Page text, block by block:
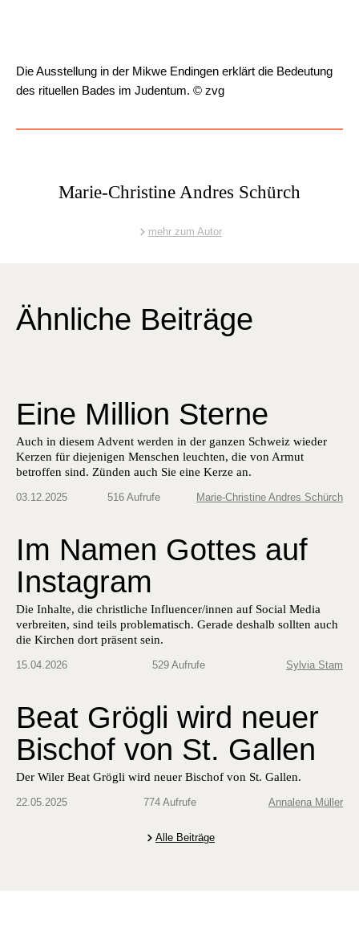
Die Ausstel­lung in der Mik­we Endin­gen erk­lärt die Bedeu­tung
des rit­uellen Bades im Juden­tum. © zvg
Marie-Christine Andres Schürch
mehr zum Autor
Ähnliche Beiträge
Eine Million Sterne
Auch in diesem Advent werden in der ganzen Schweiz wieder
Kerzen für diejenigen Menschen leuchten, die von Armut
betroffen sind. Zünden auch Sie eine Kerze an.
03.12.2025 516 Aufrufe Marie-Christine Andres Schürch
Im Namen Gottes auf
Instagram
Die Inhalte, die christliche Influencer/innen auf Social Media
verbreiten, sind teils problematisch. Gerade deshalb sollten auch
die Kirchen dort präsent sein.
15.04.2026 529 Aufrufe Sylvia Stam
Beat Grögli wird neuer
Bischof von St. Gallen
Der Wiler Beat Grögli wird neuer Bischof von St. Gallen.
22.05.2025 774 Aufrufe Annalena Müller
Alle Beiträge